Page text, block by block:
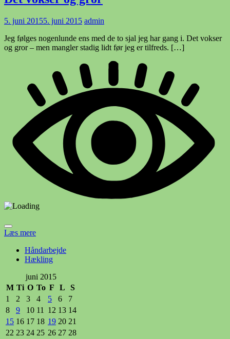
5. juni 20155. juni 2015 admin
Jeg følges nogenlunde ens med de to sjal jeg har gang i. Det vokser
og gror – men mangler stadig lidt før jeg er tilfreds. […]
Læs mere
Håndarbejde
Hækling
juni 2015
M Ti O To F L
S
1
2 3 4 5 6
7
8
9 10 11 12 13 14
15 16 17 18 19 20 21
22 23 24 25 26 27 28